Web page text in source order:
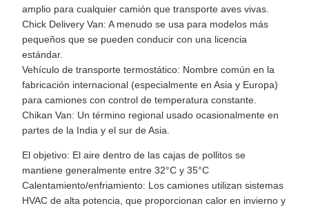
amplio para cualquier camión que transporte aves vivas.
Chick Delivery Van: A menudo se usa para modelos más
pequeños que se pueden conducir con una licencia
estándar.
Vehículo de transporte termostático: Nombre común en la
fabricación internacional (especialmente en Asia y Europa)
para camiones con control de temperatura constante.
Chikan Van: Un término regional usado ocasionalmente en
partes de la India y el sur de Asia.
El objetivo: El aire dentro de las cajas de pollitos se
mantiene generalmente entre 32°C y 35°C
Calentamiento/enfriamiento: Los camiones utilizan sistemas
HVAC de alta potencia, que proporcionan calor en invierno y